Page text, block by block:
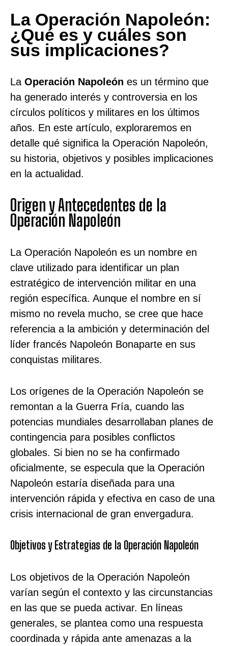
La Operación Napoleón:
¿Qué es y cuáles son
sus implicaciones?
La Operación Napoleón es un término que
ha generado interés y controversia en los
círculos políticos y militares en los últimos
años. En este artículo, exploraremos en
detalle qué significa la Operación Napoleón,
su historia, objetivos y posibles implicaciones
en la actualidad.
Origen y Antecedentes de la
Operación Napoleón
La Operación Napoleón es un nombre en
clave utilizado para identificar un plan
estratégico de intervención militar en una
región específica. Aunque el nombre en sí
mismo no revela mucho, se cree que hace
referencia a la ambición y determinación del
líder francés Napoleón Bonaparte en sus
conquistas militares.
Los orígenes de la Operación Napoleón se
remontan a la Guerra Fría, cuando las
potencias mundiales desarrollaban planes de
contingencia para posibles conflictos
globales. Si bien no se ha confirmado
oficialmente, se especula que la Operación
Napoleón estaría diseñada para una
intervención rápida y efectiva en caso de una
crisis internacional de gran envergadura.
Objetivos y Estrategias de la Operación Napoleón
Los objetivos de la Operación Napoleón
varían según el contexto y las circunstancias
en las que se pueda activar. En líneas
generales, se plantea como una respuesta
coordinada y rápida ante amenazas a la